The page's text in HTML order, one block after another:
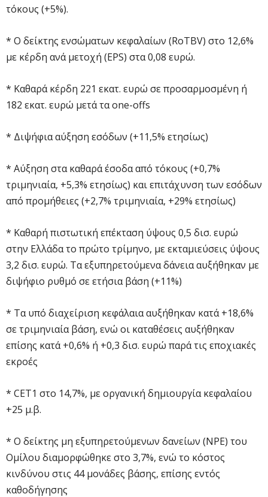
τόκους (+5%).
* Ο δείκτης ενσώματων κεφαλαίων (RoTBV) στο 12,6%
με κέρδη ανά μετοχή (EPS) στα 0,08 ευρώ.
* Καθαρά κέρδη 221 εκατ. ευρώ σε προσαρμοσμένη ή
182 εκατ. ευρώ μετά τα one-offs
* Διψήφια αύξηση εσόδων (+11,5% ετησίως)
* Αύξηση στα καθαρά έσοδα από τόκους (+0,7%
τριμηνιαία, +5,3% ετησίως) και επιτάχυνση των εσόδων
από προμήθειες (+2,7% τριμηνιαία, +29% ετησίως)
* Καθαρή πιστωτική επέκταση ύψους 0,5 δισ. ευρώ
στην Ελλάδα το πρώτο τρίμηνο, με εκταμιεύσεις ύψους
3,2 δισ. ευρώ. Τα εξυπηρετούμενα δάνεια αυξήθηκαν με
διψήφιο ρυθμό σε ετήσια βάση (+11%)
* Τα υπό διαχείριση κεφάλαια αυξήθηκαν κατά +18,6%
σε τριμηνιαία βάση, ενώ οι καταθέσεις αυξήθηκαν
επίσης κατά +0,6% ή +0,3 δισ. ευρώ παρά τις εποχιακές
εκροές
* CET1 στο 14,7%, με οργανική δημιουργία κεφαλαίου
+25 μ.β.
* Ο δείκτης μη εξυπηρετούμενων δανείων (NPE) του
Ομίλου διαμορφώθηκε στο 3,7%, ενώ το κόστος
κινδύνου στις 44 μονάδες βάσης, επίσης εντός
καθοδήγησης